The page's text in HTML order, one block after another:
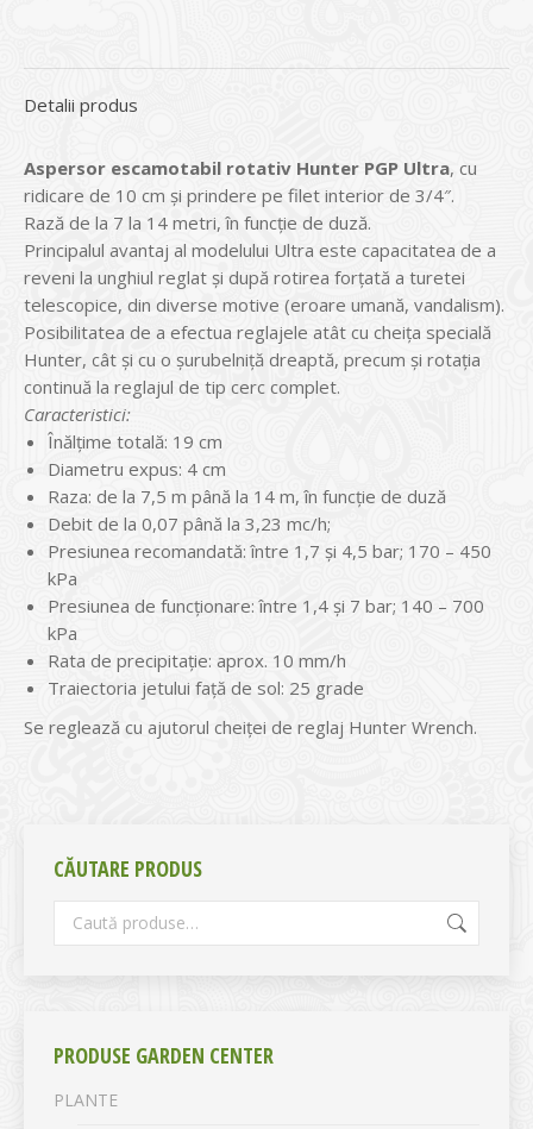
Detalii produs
Aspersor escamotabil rotativ Hunter PGP Ultra, cu
ridicare de 10 cm și prindere pe filet interior de 3/4″.
Rază de la 7 la 14 metri, în funcție de duză.
Principalul avantaj al modelului Ultra este capacitatea de a
reveni la unghiul reglat și după rotirea forțată a turetei
telescopice, din diverse motive (eroare umană, vandalism).
Posibilitatea de a efectua reglajele atât cu cheița specială
Hunter, cât și cu o șurubelniță dreaptă, precum și rotația
continuă la reglajul de tip cerc complet.
Caracteristici:
Înălțime totală: 19 cm
Diametru expus: 4 cm
Raza: de la 7,5 m până la 14 m, în funcție de duză
Debit de la 0,07 până la 3,23 mc/h;
Presiunea recomandată: între 1,7 și 4,5 bar; 170 – 450
kPa
Presiunea de funcționare: între 1,4 și 7 bar; 140 – 700
kPa
Rata de precipitație: aprox. 10 mm/h
Traiectoria jetului față de sol: 25 grade
Se reglează cu ajutorul cheiței de reglaj Hunter Wrench.
CĂUTARE PRODUS
PRODUSE GARDEN CENTER
PLANTE